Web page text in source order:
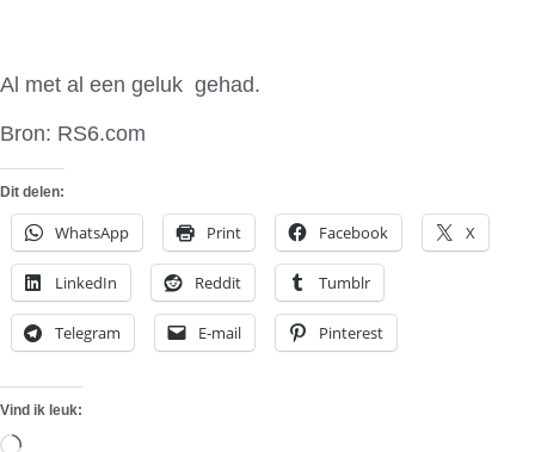
Al met al een geluk gehad.
Bron: RS6.com
Dit delen:
WhatsApp Print Facebook X
LinkedIn Reddit Tumblr
Telegram E-mail Pinterest
Vind ik leuk:
Aan